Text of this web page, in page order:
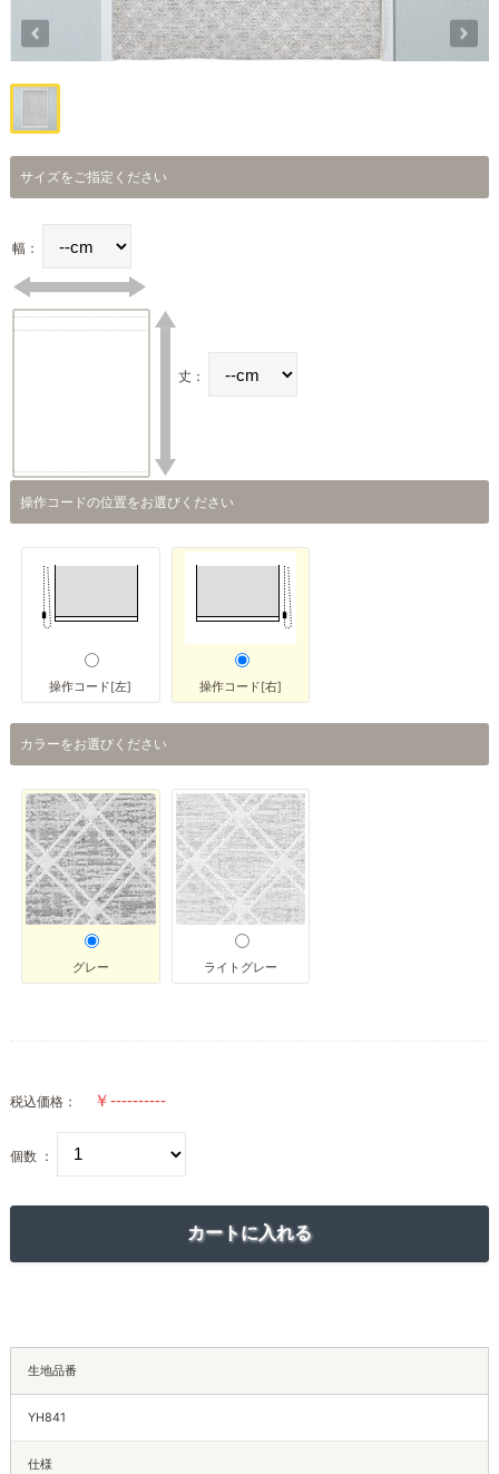
サイズをご指定ください
幅：
丈：
操作コードの位置をお選びください
操作コード[左] 操作コード[右]
カラーをお選びください
グレー ライトグレー
税込価格：
個数 ：
生地品番
YH841
仕様